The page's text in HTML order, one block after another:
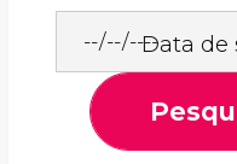
Data de